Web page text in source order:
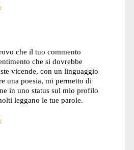
che il tuo commento
che si dovrebbe
vicende, con un linguaggio
una poesia, mi permetto di
in uno status sul mio profilo
leggano le tue parole.